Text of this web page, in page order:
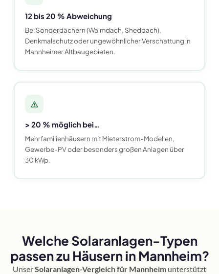
12 bis 20 % Abweichung
Bei Sonderdächern (Walmdach, Sheddach),
Denkmalschutz oder ungewöhnlicher Verschattung in
Mannheimer Altbaugebieten.
> 20 % möglich bei…
Mehrfamilienhäusern mit Mieterstrom-Modellen,
Gewerbe-PV oder besonders großen Anlagen über
30 kWp.
Welche Solaranlagen-Typen
passen zu Häusern in Mannheim?
UnserSolaranlagen-Vergleich für Mannheim unterstützt